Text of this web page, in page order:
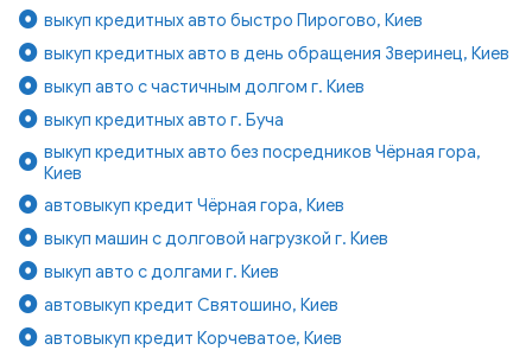
выкуп кредитных авто быстро Пирогово, Киев
выкуп кредитных авто в день обращения Зверинец, Киев
выкуп авто с частичным долгом г. Киев
выкуп кредитных авто г. Буча
выкуп кредитных авто без посредников Чёрная гора,
Киев
автовыкуп кредит Чёрная гора, Киев
выкуп машин с долговой нагрузкой г. Киев
выкуп авто с долгами г. Киев
автовыкуп кредит Святошино, Киев
автовыкуп кредит Корчеватое, Киев